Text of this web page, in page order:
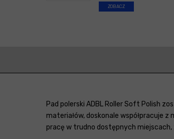
ZOBACZ
Pad polerski ADBL Roller Soft Polish
materiałów, doskonale współpracuje
pracę w trudno dostępnych